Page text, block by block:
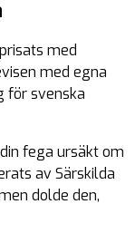
med
med egna
för svenska
fega ursäkt om
av Särskilda
dolde den,